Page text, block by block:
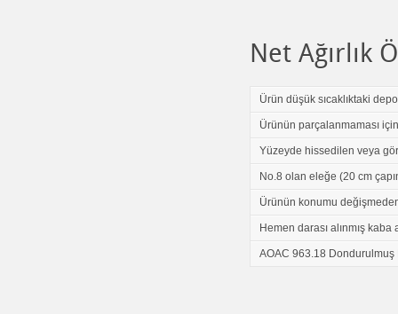
Net Ağırlık
Ürün düşük sıcaklıktaki
Ürünün parçalanmaması
Yüzeyde hissedilen veya
No.8 olan eleğe (20 cm
Ürünün konumu
Hemen darası alınmış kaba
AOAC 963.18 Dondurulmuş